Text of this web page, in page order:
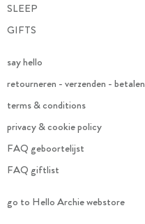
SLEEP
GIFTS
say hello
retourneren - verzenden - betalen
terms & conditions
privacy & cookie policy
FAQ geboortelijst
FAQ giftlist
go to Hello Archie webstore